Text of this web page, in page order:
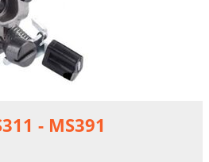
- MS391